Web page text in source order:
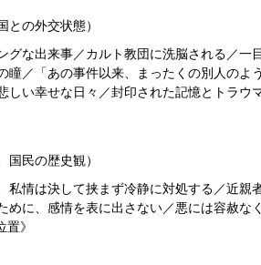
との外交状態）
グな出来事／カルト教団に洗脳される／
／「あの事件以来、まったくの別人の
い幸せな日々／封印された記憶とトラウ
国民の歴史観）
私情は決して挟まず冷静に対処する／近
に、感情を表に出さない／悪には容赦
》